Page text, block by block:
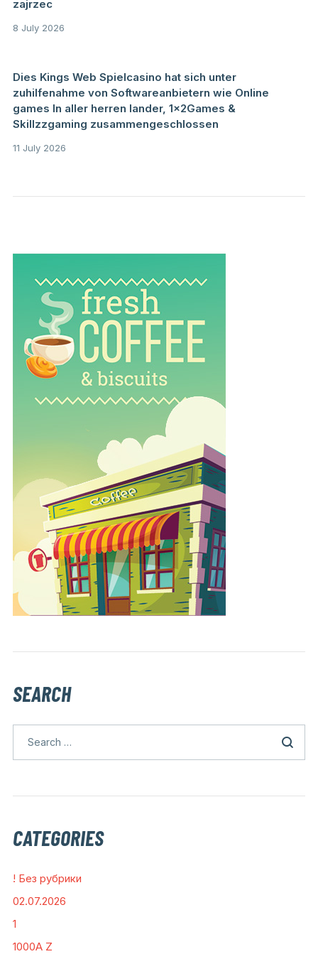
zajrzec
8 July 2026
Dies Kings Web Spielcasino hat sich unter
zuhilfenahme von Softwareanbietern wie Online
games In aller herren lander, 1x2Games &
Skillzzgaming zusammengeschlossen
11 July 2026
SEARCH
CATEGORIES
! Без рубрики
02.07.2026
1
1000A Z